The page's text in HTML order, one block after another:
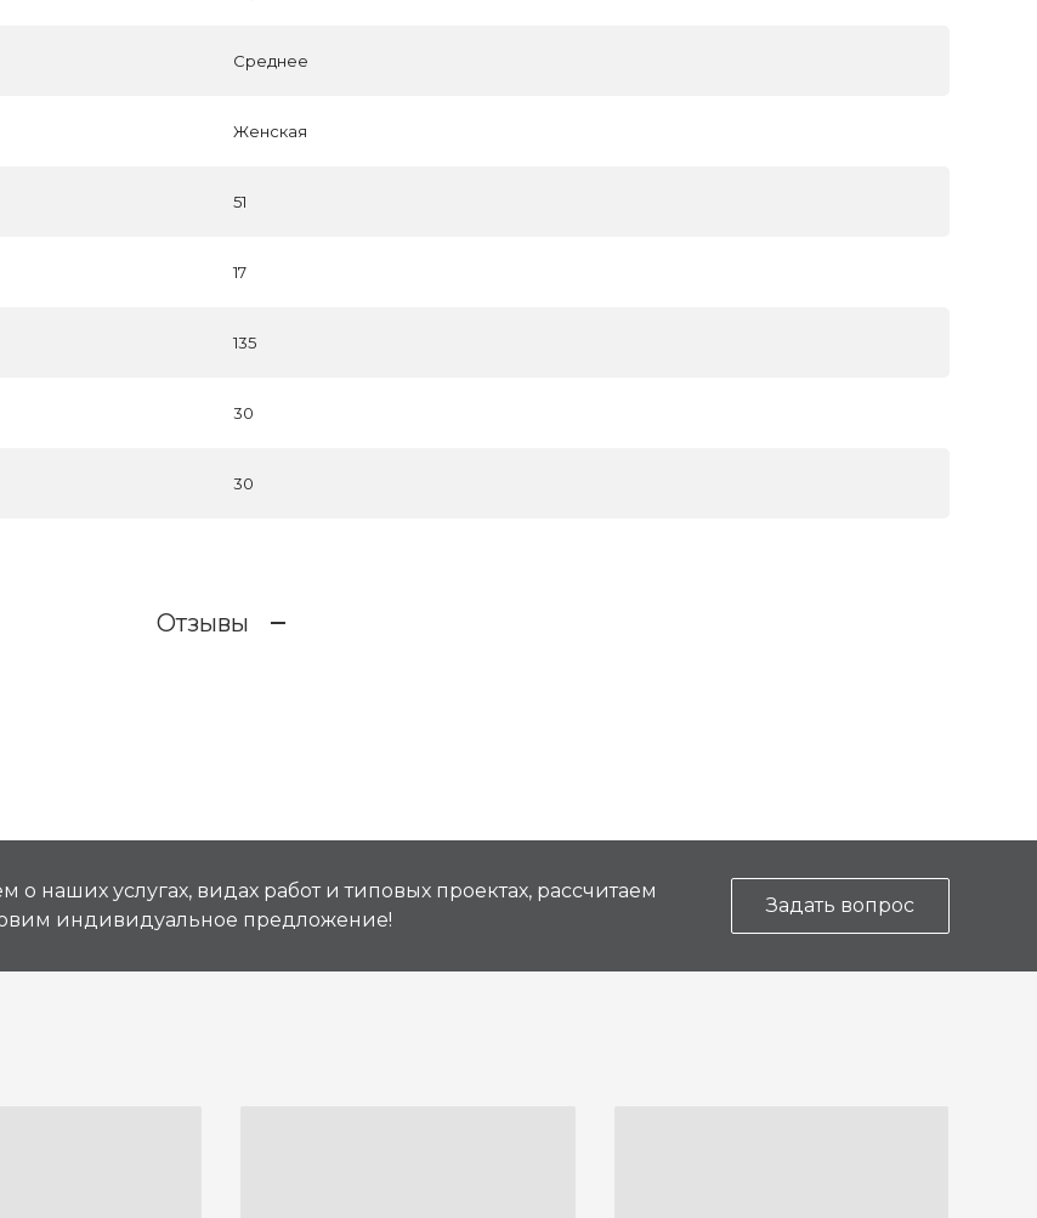
Среднее
Женская
51
17
135
30
30
Отзывы
о наших услугах, видах работ и типовых проектах, рассчитаем
индивидуальное предложение!
Задать вопрос